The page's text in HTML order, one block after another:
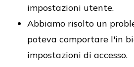
impostazioni utente.
Abbiamo risolto un
poteva comportare l'in
impostazioni di accesso.